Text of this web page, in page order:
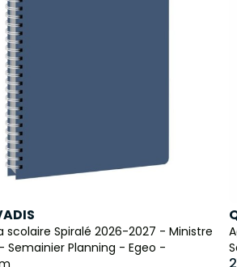
scolaire Spiralé 2026-2027 - Ministre
Semainier Planning - Egeo -